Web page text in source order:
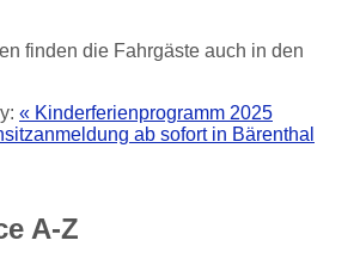
finden die Fahrgäste auch in den
« Kinderferienprogramm 2025
ab sofort in Bärenthal
A-Z